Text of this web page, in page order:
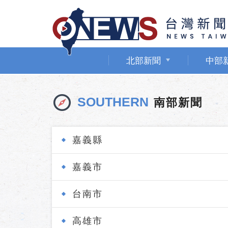
北部新聞 中部
SOUTHERN 南部新聞
嘉義縣
嘉義市
台南市
高雄市